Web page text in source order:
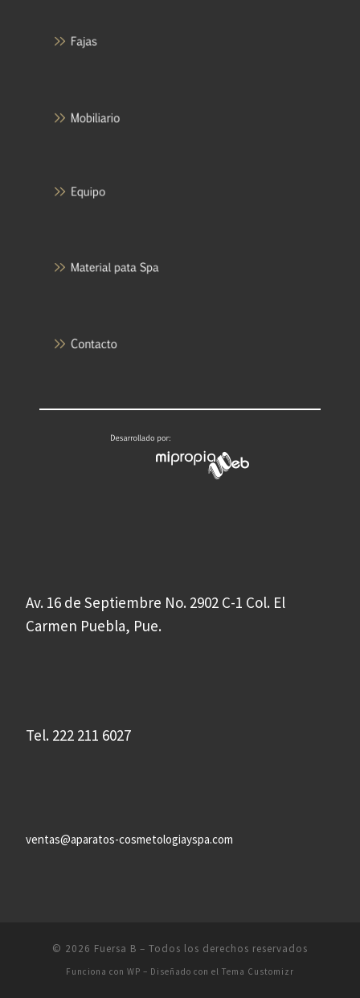
Av. 16 de Septiembre No. 2902 C-1 Col. El
Carmen Puebla, Pue.
Tel. 222 211 6027
ventas@aparatos-cosmetologiayspa.com
© 2026 Fuersa B – Todos los derechos reservados
Funciona con WP – Diseñado con el Tema Customizr